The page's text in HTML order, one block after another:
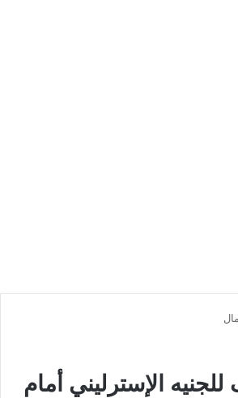
الإسترليني أمام